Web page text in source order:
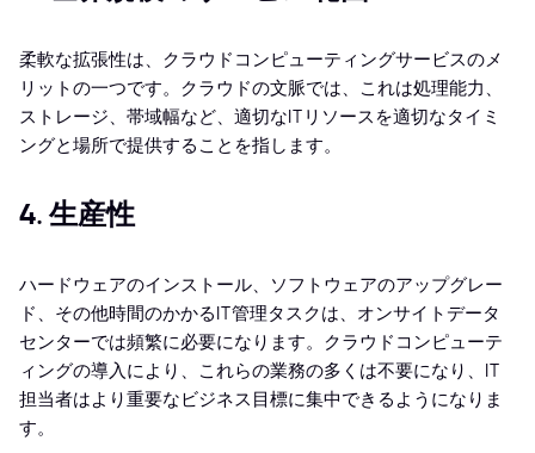
柔軟な拡張性は、クラウドコンピューティングサービスのメ
リットの一つです。クラウドの文脈では、これは処理能力、
ストレージ、帯域幅など、適切なITリソースを適切なタイミ
ングと場所で提供することを指します。
4. 生産性
ハードウェアのインストール、ソフトウェアのアップグレー
ド、その他時間のかかるIT管理タスクは、オンサイトデータ
センターでは頻繁に必要になります。クラウドコンピューテ
ィングの導入により、これらの業務の多くは不要になり、IT
担当者はより重要なビジネス目標に集中できるようになりま
す。